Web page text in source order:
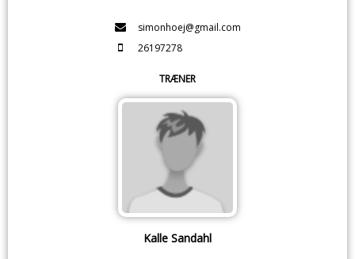
simonhoej@gmail.com
26197278
TRÆNER
Kalle Sandahl